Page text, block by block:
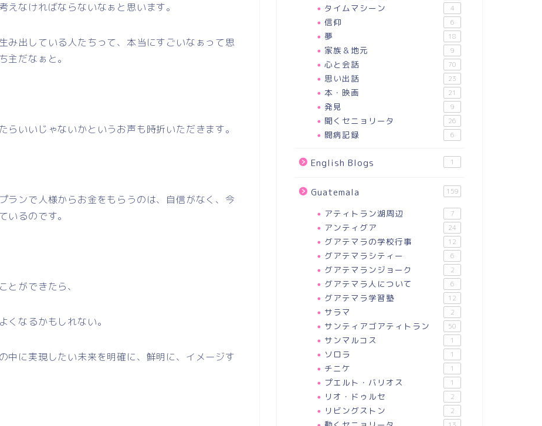
なければならないなぁと思います。
み出している人たちって、本当にすごいなぁって思
主だなぁと。
いいじゃないかというお声も時折いただきます。
ランで人様からお金をもらうのは、自信がなく、今
いるのです。
とができたら、
くなるかもしれない。
中に実現したい未来を明確に、鮮明に、イメージす
タイムマシーン 4
信仰 6
夢 18
家族＆地元 9
心と会話 70
思い出話 23
本・映画 21
発見 9
聞くセニョリータ 26
闘病記録 6
English Blogs 1
Guatemala 159
アティトラン湖周辺 7
アンティグア 24
グアテマラの学校行事 12
グアテマラシティー 6
グアテマランジョーク 2
グアテマラ人について 6
グアテマラ学習塾 12
サラマ 2
サンティアゴアティトラン 50
サンマルコス 1
ソロラ 1
チニケ 1
プエルト・バリオス 1
リオ・ドゥルセ 2
リビングストン 2